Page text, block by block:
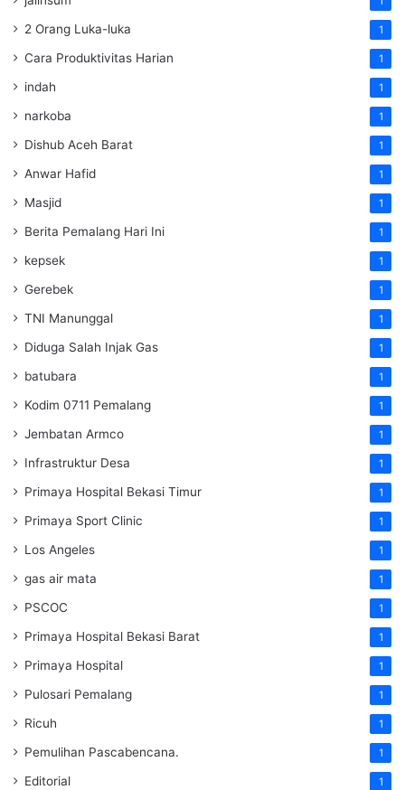
2 Orang Luka-luka 1
Cara Produktivitas Harian 1
indah 1
narkoba 1
Dishub Aceh Barat 1
Anwar Hafid 1
Masjid 1
Berita Pemalang Hari Ini 1
kepsek 1
Gerebek 1
TNI Manunggal 1
Diduga Salah Injak Gas 1
batubara 1
Kodim 0711 Pemalang 1
Jembatan Armco 1
Infrastruktur Desa 1
Primaya Hospital Bekasi Timur 1
Primaya Sport Clinic 1
Los Angeles 1
gas air mata 1
PSCOC 1
Primaya Hospital Bekasi Barat 1
Primaya Hospital 1
Pulosari Pemalang 1
Ricuh 1
Pemulihan Pascabencana. 1
Editorial 1